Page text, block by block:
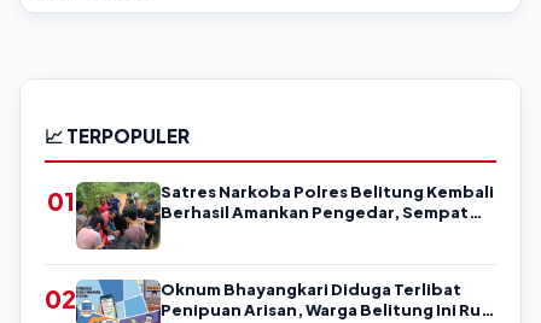
📈 TERPOPULER
01
Satres Narkoba Polres Belitung Kembali
Berhasil Amankan Pengedar, Sempat
02
Oknum Bhayangkari Diduga Terlibat
Penipuan Arisan, Warga Belitung Ini Rugi